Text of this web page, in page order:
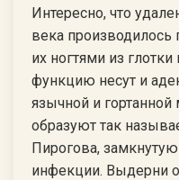
Интересно, что
века
их ногтями из
функцию несут и
язычной и
образуют так
Пирогова,
инфекции. Выдерни